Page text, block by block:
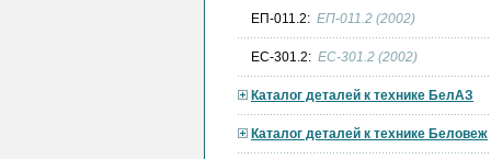
ЕП-011.2: ЕП-011.2 (2002)
ЕС-301.2: ЕС-301.2 (2002)
Каталог деталей к технике БелАЗ
Каталог деталей к технике Беловеж